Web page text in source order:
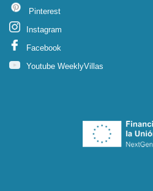
Pinterest
Instagram
Facebook
Youtube WeeklyVillas